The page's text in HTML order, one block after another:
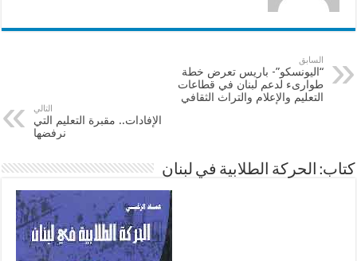
السابق
“اليونسكو”- باريس تعرض خطة
طوارىء لدعم لبنان في قطاعات
التعليم والإعلام والتراث الثقافي
التالي
الإفادات.. مقبرة التعليم التي
نرفضها
كتاب: الحركة الطلابية في لبنان